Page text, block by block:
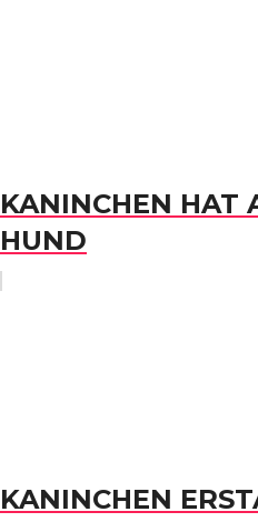
KANINCHEN HAT
HUND
KANINCHEN